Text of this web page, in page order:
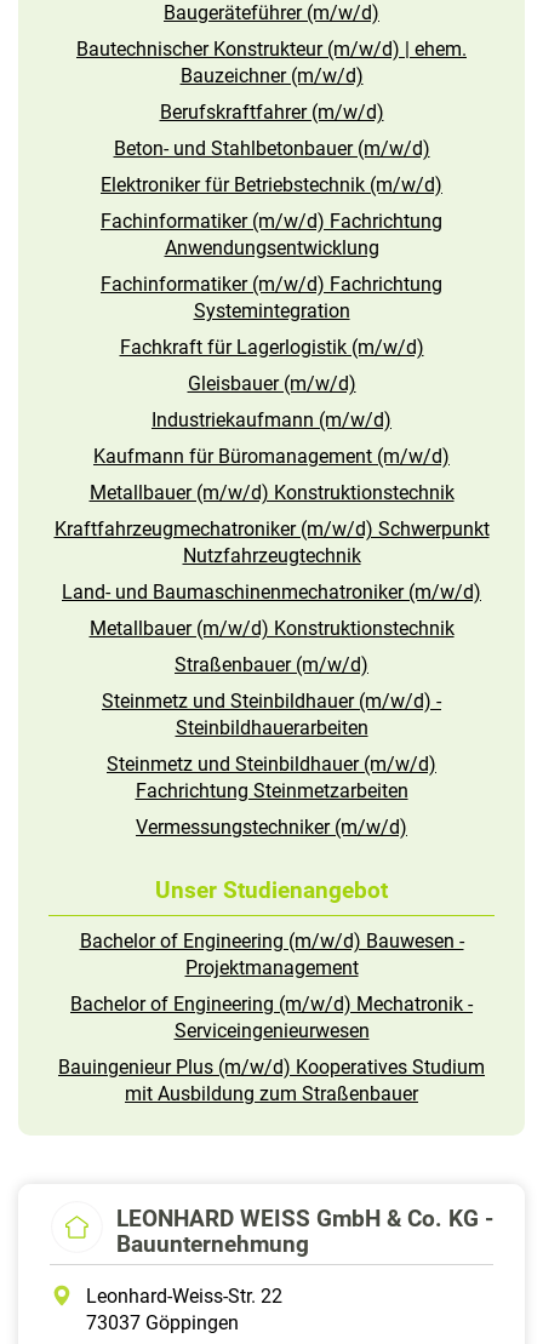
Baugeräteführer (m/w/d)
Bautechnischer Konstrukteur (m/w/d) | ehem.
Bauzeichner (m/w/d)
Berufskraftfahrer (m/w/d)
Beton- und Stahlbetonbauer (m/w/d)
Elektroniker für Betriebstechnik (m/w/d)
Fachinformatiker (m/w/d) Fachrichtung
Anwendungsentwicklung
Fachinformatiker (m/w/d) Fachrichtung
Systemintegration
Fachkraft für Lagerlogistik (m/w/d)
Gleisbauer (m/w/d)
Industriekaufmann (m/w/d)
Kaufmann für Büromanagement (m/w/d)
Metallbauer (m/w/d) Konstruktionstechnik
Kraftfahrzeugmechatroniker (m/w/d) Schwerpunkt
Nutzfahrzeugtechnik
Land- und Baumaschinenmechatroniker (m/w/d)
Metallbauer (m/w/d) Konstruktionstechnik
Straßenbauer (m/w/d)
Steinmetz und Steinbildhauer (m/w/d) -
Steinbildhauerarbeiten
Steinmetz und Steinbildhauer (m/w/d)
Fachrichtung Steinmetzarbeiten
Vermessungstechniker (m/w/d)
Unser Studienangebot
Bachelor of Engineering (m/w/d) Bauwesen -
Projektmanagement
Bachelor of Engineering (m/w/d) Mechatronik -
Serviceingenieurwesen
Bauingenieur Plus (m/w/d) Kooperatives Studium
mit Ausbildung zum Straßenbauer
LEONHARD WEISS GmbH & Co. KG -
Bauunternehmung
Leonhard-Weiss-Str. 22
73037 Göppingen